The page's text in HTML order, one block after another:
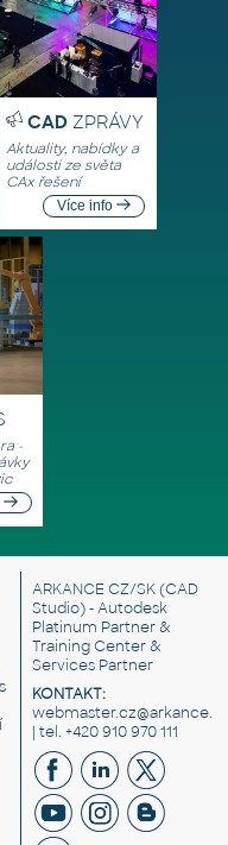
CADZPRÁVY
Aktuality, nabídky a
události ze světa
CAx řešení
Více info
-
ARKANCE CZ/SK(CAD
Studio) - Autodesk
Platinum Partner &
Training Center &
Services Partner
KONTAKT:
| tel. +420 910 970 111